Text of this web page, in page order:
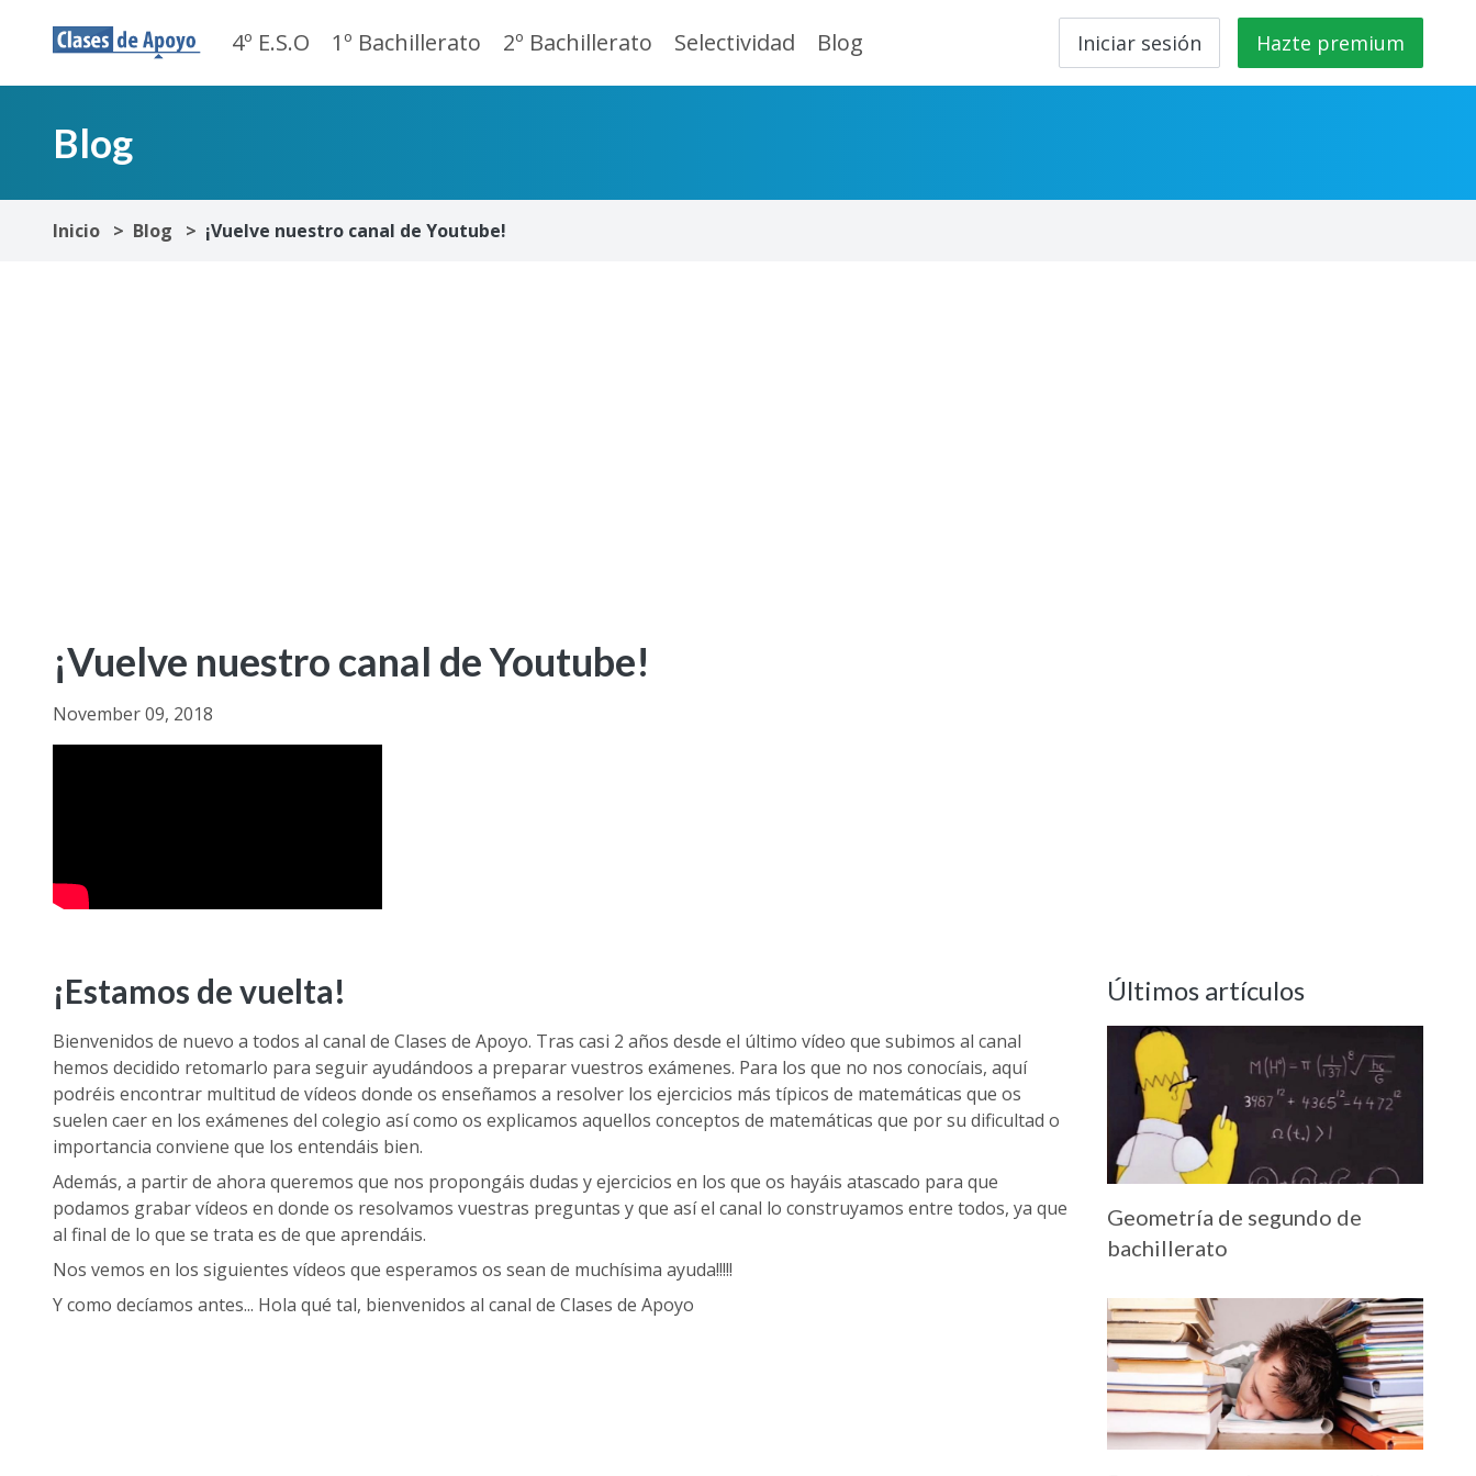
4º E.S.O 1º Bachillerato 2º Bachillerato Selectividad Blog Iniciar sesión Hazte premium
Blog
Inicio Blog ¡Vuelve nuestro canal de Youtube!
¡Vuelve nuestro canal de Youtube!
November 09, 2018
¡Estamos de vuelta!
Bienvenidos de nuevo a todos al canal de Clases de Apoyo. Tras casi 2 años desde el último vídeo que subimos al canal
hemos decidido retomarlo para seguir ayudándoos a preparar vuestros exámenes. Para los que no nos conocíais, aquí
podréis encontrar multitud de vídeos donde os enseñamos a resolver los ejercicios más típicos de matemáticas que os
suelen caeren los exámenes del colegio así como os explicamos aquellos conceptos de matemáticas que por su dificultad o
importancia conviene que los entendáis bien.
Además, a partir de ahora queremos que nos propongáis dudas y ejercicios en los que os hayáis atascado para que
podamos grabar vídeos en donde os resolvamos vuestras preguntas y que así el canal lo construyamos entre todos, ya que
al final de lo que se trata es de que aprendáis.
Nos vemos en los siguientes vídeos que esperamos os sean de muchísima ayuda!!!!!
Y como decíamos antes... Hola qué tal, bienvenidos al canal de Clases de Apoyo
Últimos artículos
Geometría de segundo de
bachillerato